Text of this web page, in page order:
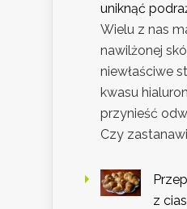
uniknąć
Wielu z nas
nawilżonej
niewłaściwe
kwasu
przynieść
Czy
z